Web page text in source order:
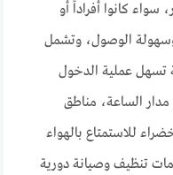
سواء كانوا أفراداً أو
وسهولة الوصول، وتشمل
تسهل عملية الدخول
الساعة، مناطق
للاستمتاع بالهواء
تنظيف وصيانة دورية